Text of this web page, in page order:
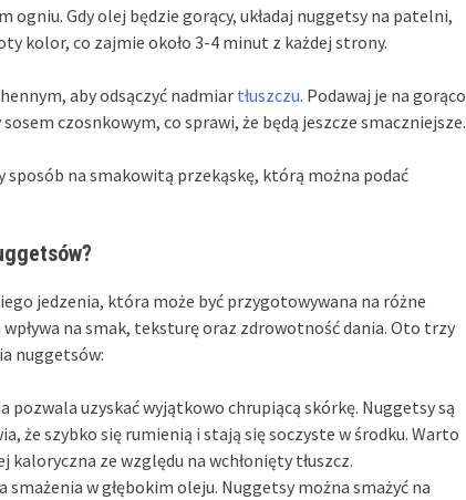
ogniu. Gdy olej będzie gorący, układaj nuggetsy na patelni,
kolor, co zajmie około 3-4 minut z każdej strony.
aby odsączyć nadmiar tłuszczu. Podawaj je na gorąco
czosnkowym, co sprawi, że będą jeszcze smaczniejsze.
na smakowitą przekąskę, którą można podać
jedzenia, która może być przygotowywana na różne
na smak, teksturę oraz zdrowotność dania. Oto trzy
nuggetsów:
pozwala uzyskać wyjątkowo chrupiącą skórkę. Nuggetsy są
że szybko się rumienią i stają się soczyste w środku. Warto
ze względu na wchłonięty tłuszcz.
smażenia w głębokim oleju. Nuggetsy można smażyć na